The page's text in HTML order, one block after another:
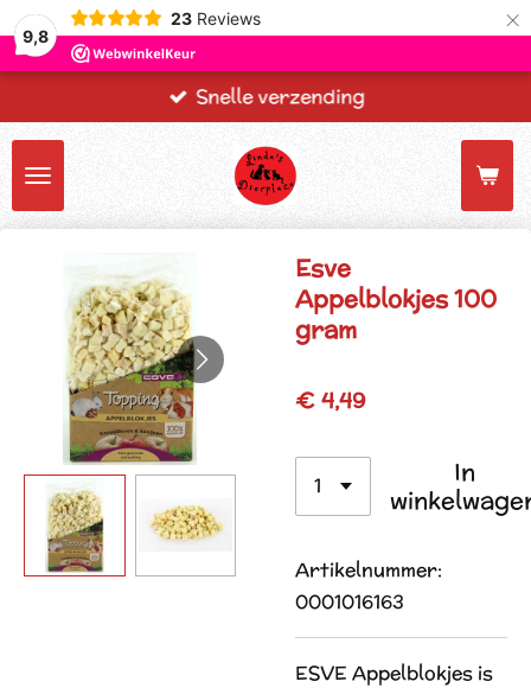
9,8
23 Reviews ×
Snelle verzending
Esve
Appelblokjes 100
gram
€ 4,49
In
Artikelnummer:
0001016163
ESVE Appelblokjes is